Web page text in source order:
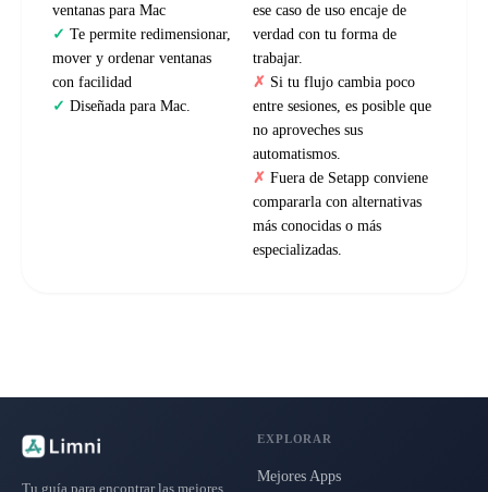
ventanas para Mac
Te permite redimensionar,
mover y ordenar ventanas
con facilidad
Diseñada para Mac.
ese caso de uso encaje de
verdad con tu forma de
trabajar.
Si tu flujo cambia poco
entre sesiones, es posible que
no aproveches sus
automatismos.
Fuera de Setapp conviene
compararla con alternativas
más conocidas o más
especializadas.
Tu guía para encontrar las mejores
EXPLORAR
Mejores Apps